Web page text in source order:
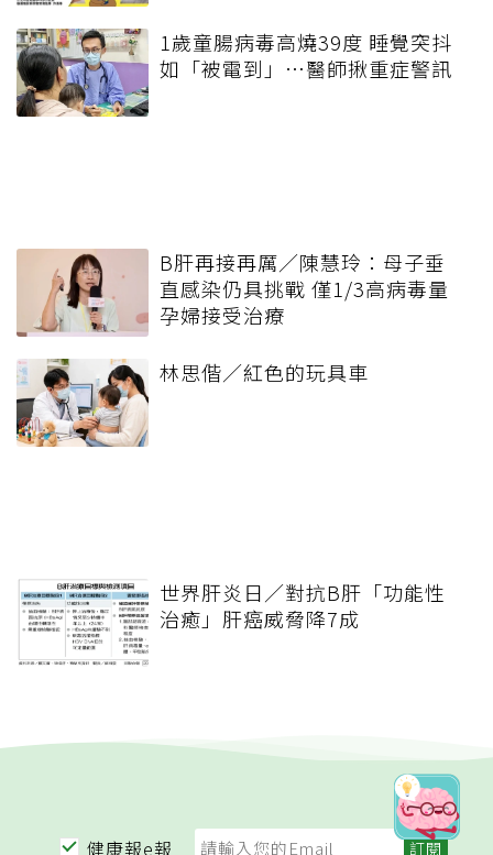
1歲童腸病毒高燒39度 睡覺突抖
如「被電到」…醫師揪重症警訊
B肝再接再厲／陳慧玲：母子垂
直感染仍具挑戰 僅1/3高病毒量
孕婦接受治療
林思偕／紅色的玩具車
世界肝炎日／對抗B肝「功能性
治癒」肝癌威脅降7成
健康報e報